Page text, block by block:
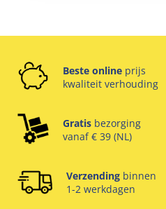
Beste online prijs
kwaliteit verhouding
Gratis bezorging
vanaf € 39 (NL)
Verzending binnen
1-2 werkdagen